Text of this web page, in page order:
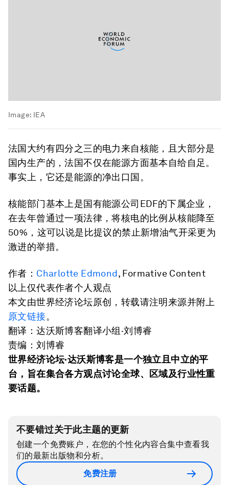
Image: IEA
法国大约有四分之三的电力来自核能，且大部分是
国内生产的，法国不仅在能源方面基本自给自足。
事实上，它还是能源的净出口国。
核能部门基本上是国有能源公司EDF的下属企业，
在去年曾通过一项法律，将核电的比例从核能降至
50%，这可以说是比提议的禁止新增油气开采更为
激进的举措。
作者： Charlotte Edmond, Formative Content
以上仅代表作者个人观点
本文由世界经济论坛原创，转载请注明来源并附上
原文链接。
翻译：达沃斯博客翻译小组·刘博睿
责编：刘博睿
世界经济论坛·达沃斯博客是一个独立且中立的平
台，旨在集合各方观点讨论全球、区域及行业性重
要话题。
不要错过关于此主题的更新
创建一个免费账户，在您的个性化内容合集中查看我
们的最新出版物和分析。
免费注册